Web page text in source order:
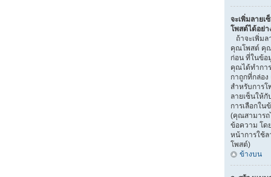
จะเพิ่มลาย
โพสต์ได้อย่า
ถ้าจะเพิ่ม
คุณโพสต์ คุณ
ก่อน ที่ในข้อ
คุณได้ทำกา
กาถูกที่กล่อง
สำหรับการ
ลายเซ็นให้
การเลือกใ
(คุณสามารถ
ข้อความ โด
หน้าการใช้
โพสต์)
ข้างบน